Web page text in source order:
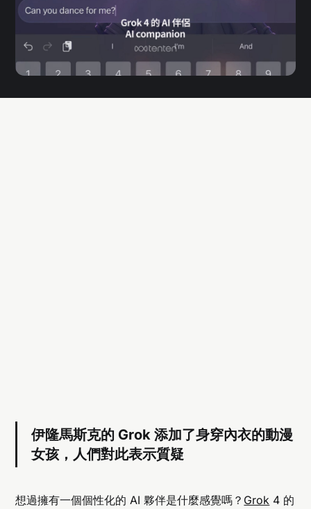
伊隆馬斯克的 Grok 添加了身穿內衣的動漫
女孩，人們對此表示質疑
想過擁有一個個性化的 AI 夥伴是什麼感覺嗎？ Grok 4 的